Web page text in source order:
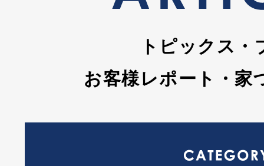
トピックス・
お客様レポート・家